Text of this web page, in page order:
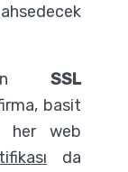
SSL
basit
her web
da